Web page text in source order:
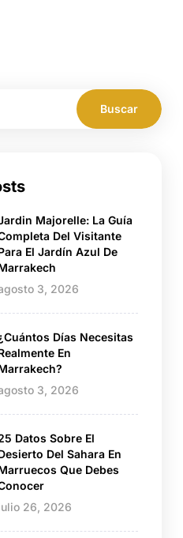
3, 2026
Majorelle: La Guía
Del Visitante
El Jardín Azul De
3, 2026
Días Necesitas
En
26, 2026
Datos Sobre El
Del Sahara En
Que Debes